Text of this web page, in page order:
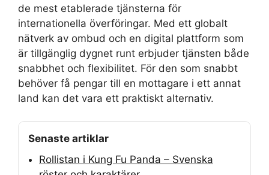
de mest etablerade tjänsterna för
internationella överföringar. Med ett globalt
nätverk av ombud och en digital plattform som
är tillgänglig dygnet runt erbjuder tjänsten både
snabbhet och flexibilitet. För den som snabbt
behöver få pengar till en mottagare i ett annat
land kan det vara ett praktiskt alternativ.
Senaste artiklar
Rollistan i Kung Fu Panda – Svenska